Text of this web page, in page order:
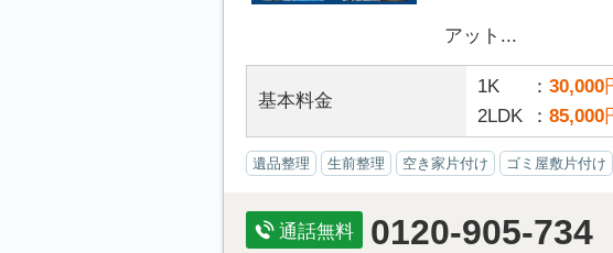
アット...
基本料金
1K 30,000
2LDK
85,000
遺品整理 生前整理 空き家片付け ゴミ屋敷片付け
通話無料 0120-905-734